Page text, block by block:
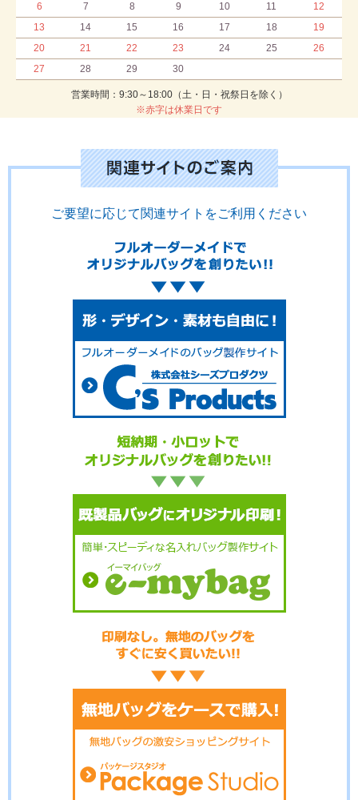
6
7 8 9 10 11
12
13
14 15 16 17 18
19
20
21 22 23 24 25
26
27
28 29 30
営業時間：9:30～18:00（土・日・祝祭日を除く）
※赤字は休業日です
ご要望に応じて関連サイトをご利用ください